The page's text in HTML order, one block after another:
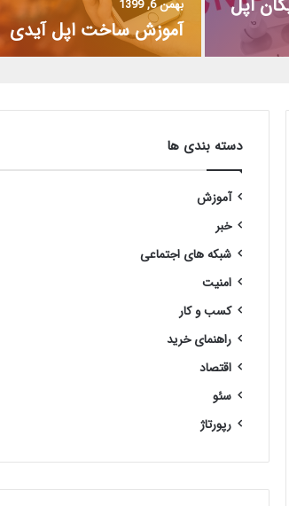
اپل
بهمن 6, 1399
آموزش ساخت اپل آیدی
دسته بندی ها
آموزش
خبر
شبکه های اجتماعی
امنیت
کسب و کار
راهنمای خرید
اقتصاد
سئو
رپورتاژ